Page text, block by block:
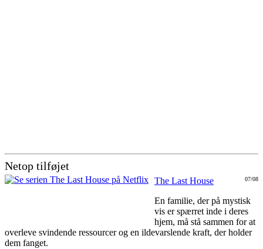
Netop tilføjet
07/08
The Last House
En familie, der på mystisk
vis er spærret inde i deres
hjem, må stå sammen for at
overleve svindende ressourcer og en ildevarslende kraft, der holder
dem fanget.